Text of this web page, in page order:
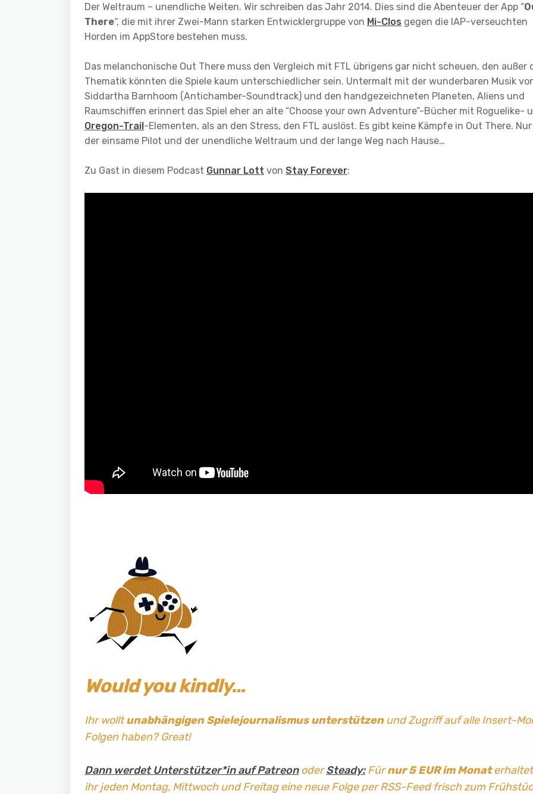
Der Weltraum – unendliche Weiten. Wir schreiben das Jahr 2014. Dies sind die Abenteuer der App “
There“, die mit ihrer Zwei-Mann starken Entwicklergruppe von Mi-Clos gegen die IAP-verseuchten
Horden im AppStore bestehen muss.
Das melanchonische Out There muss den Vergleich mit FTL übrigens gar nicht scheuen, den außer
Thematik könnten die Spiele kaum unterschiedlicher sein. Untermalt mit der wunderbaren Musik
Siddartha Barnhoom (Antichamber-Soundtrack) und den handgezeichneten Planeten, Aliens und
Raumschiffen erinnert das Spiel eher an alte “Choose your own Adventure”-Bücher mit Roguelike-
Oregon-Trail-Elementen, als an den Stress, den FTL auslöst. Es gibt keine Kämpfe in Out There. Nur
der einsame Pilot und der unendliche Weltraum und der lange Weg nach Hause…
Zu Gast in diesem Podcast Gunnar Lott von Stay Forever:
Would you kindly…
Ihr wolltunabhängigen Spielejournalismus unterstützenund Zugriff auf alle Insert-
Folgen haben? Great!
Dann werdet Unterstützer*in auf PatreonoderSteady:Fürnur 5 EUR im Monaterhaltet
ihr jeden Montag, Mittwoch und Freitag eine neue Folge per RSS-Feed frisch zum